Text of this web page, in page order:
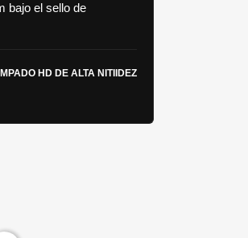
bajo el sello de
HD DE ALTA NITIIDEZ